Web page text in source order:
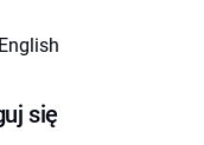
English
się